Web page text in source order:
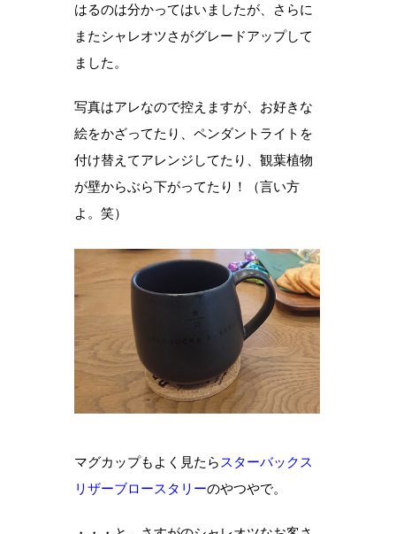
はるのは分かってはいましたが、さらに
またシャレオツさがグレードアップして
ました。
写真はアレなので控えますが、お好きな
絵をかざってたり、ペンダントライトを
付け替えてアレンジしてたり、観葉植物
が壁からぶら下がってたり！（言い方
よ。笑）
マグカップもよく見たら スターバックス
リザーブロースタリーのやつやで。